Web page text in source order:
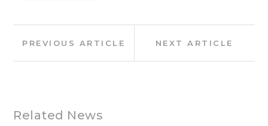
navigation
PREVIOUS ARTICLE NEXT ARTICLE
Related News